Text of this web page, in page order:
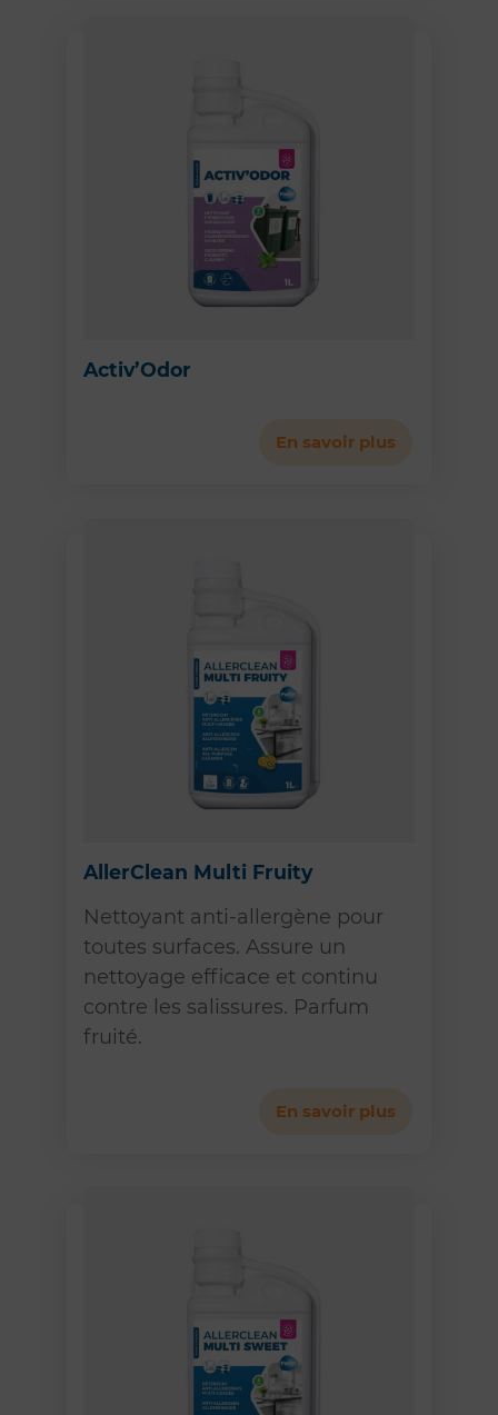
Activ’Odor
En savoir plus
AllerClean Multi Fruity
Nettoyant anti-allergène pour
toutes surfaces. Assure un
nettoyage efficace et continu
contre les salissures. Parfum
fruité.
En savoir plus